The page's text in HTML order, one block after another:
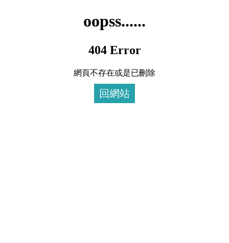
oopss......
404 Error
網頁不存在或是已刪除
回網站